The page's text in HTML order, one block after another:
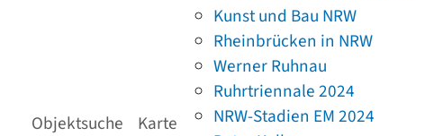
Objektsuche Karte
Kunst und Bau NRW
Rheinbrücken in NRW
Werner Ruhnau
Ruhrtriennale 2024
NRW-Stadien EM 2024